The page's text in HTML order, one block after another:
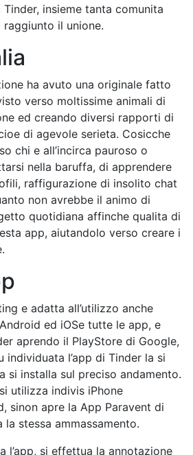
insieme tanta comunita
il unione.
ha avuto una originale fatto
verso moltissime animali di
ed creando diversi rapporti di
di agevole serieta. Cosicche
chi e all’incirca pauroso o
nella baruffa, di apprendere
raffigurazione di insolito chat
non avrebbe il animo di
quotidiana affinche qualita di
app, aiutandolo verso creare i
e adatta all’utilizzo anche
ed iOSe tutte le app, e
aprendo il PlayStore di Google,
individuata l’app di Tinder la si
si installa sul preciso andamento.
utilizza indivis iPhone
sinon apre la App Paravent di
stessa ammassamento.
l’app, si effettua la annotazione